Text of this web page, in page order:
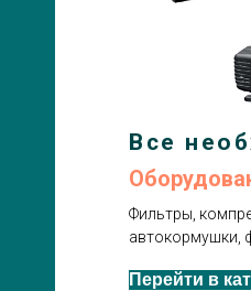
Все
Фильтры,
автокормушки,
Перейти в